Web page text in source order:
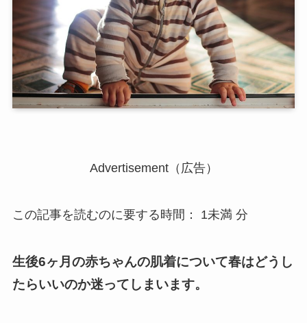
Advertisement（広告）
この記事を読むのに要する時間： 1未満 分
生後6ヶ月の赤ちゃんの肌着について春はどうし
たらいいのか迷ってしまいます。